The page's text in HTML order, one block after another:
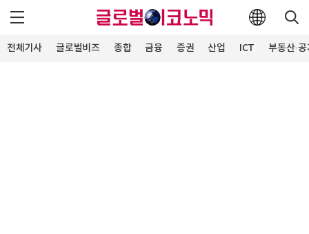
전체기사 글로벌비즈 종합 금융 증권 산업 ICT 부동산·